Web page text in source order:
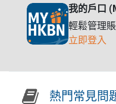
我的戶口
輕鬆管理
立即登入
熱門常見問